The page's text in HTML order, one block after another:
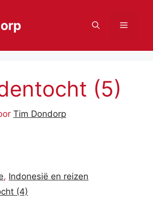
Menu
(5)
Tim Dondorp
, Indonesië en reizen
(4)